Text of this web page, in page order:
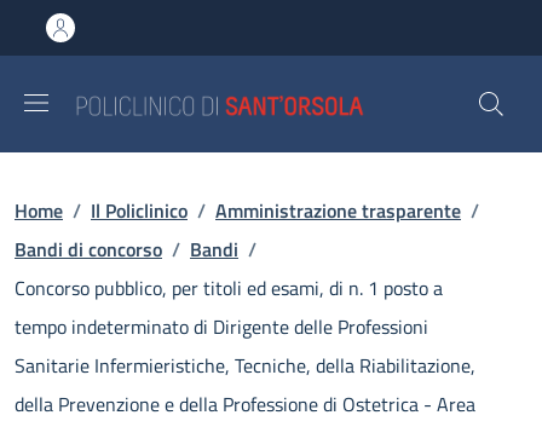
al contenuto principale
to footer content
Briciole di pane
Home / Il Policlinico / Amministrazione trasparente /
Bandi di concorso / Bandi /
Concorso pubblico, per titoli ed esami, di n. 1 posto a
tempo indeterminato di Dirigente delle Professioni
Sanitarie Infermieristiche, Tecniche, della Riabilitazione,
della Prevenzione e della Professione di Ostetrica - Area